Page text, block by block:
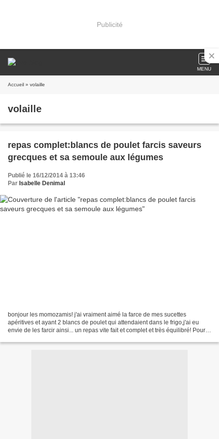
Publicité
MENU
Accueil » volaille
volaille
repas complet:blancs de poulet farcis saveurs
grecques et sa semoule aux légumes
Publié le 16/12/2014 à 13:46
Par Isabelle Denimal
bonjour les momozamis! j'ai vraiment aimé la farce de mes sucettes
apéritives et ayant 2 blancs de poulet qui attendaient dans le frigo,j'ai eu
envie de les farcir ainsi... un repas vite fait et complet et très équilibré! Pour 2